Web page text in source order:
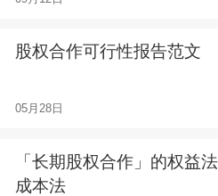
股权合作可行性报告范文
05月28日
「长期股权合作」的权益
成本法